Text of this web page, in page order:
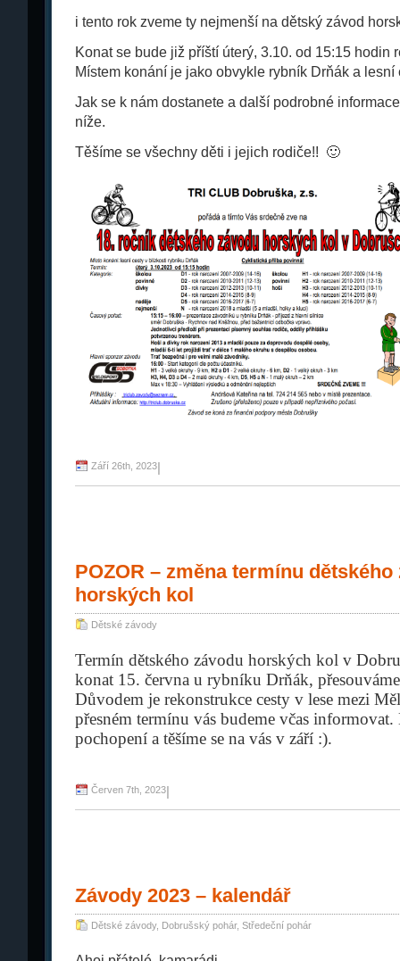
i tento rok zveme ty nejmenší na dětský závod
Konat se bude již příští úterý, 3.10. od 15:15 hodin
Místem konání je jako obvykle rybník Drňák a lesní
Jak se k nám dostanete a další podrobné
níže.
Těšíme se všechny děti i jejich rodiče!! 🙂
Září 26th, 2023|
POZOR – změna termínu dětského
horských kol
Dětské závody
Termín dětského závodu horských kol v
konat 15. června u rybníku Drňák,
Důvodem je rekonstrukce cesty v lese mezi
přesném termínu vás budeme včas informovat.
pochopení a těšíme se na vás v září :).
Červen 7th, 2023|
Závody 2023 – kalendář
Dětské závody, Dobrušský pohár, Středeční pohár